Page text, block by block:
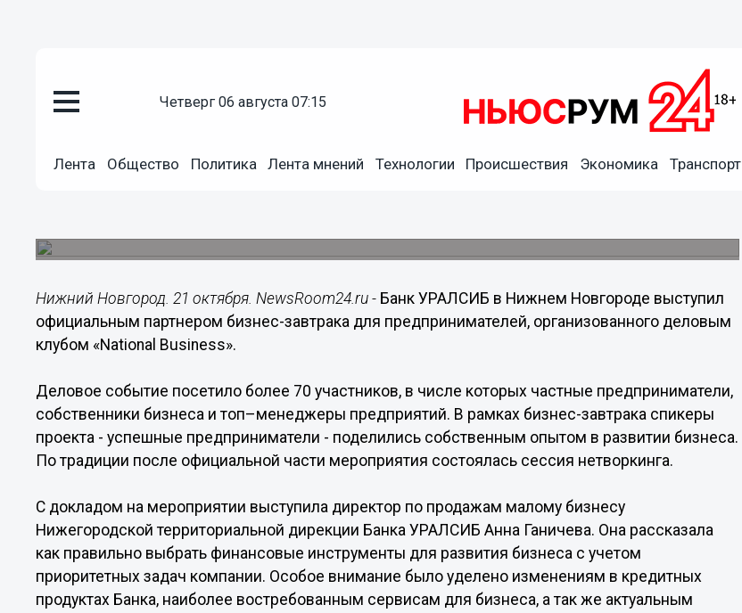
четверг 06 августа 07:15
Лента Общество Политика Лента мнений Технологии Происшествия Экономика Транспорт
Банк УРАЛСИБ в Нижнем Новгороде выступил партнером
Нижний Новгород. 21 октября. NewsRoom24.ru - Банк УРАЛСИБ в Нижнем Новгороде выступил
официальным партнером бизнес-завтрака для предпринимателей, организованного деловым
клубом «National Business».
Деловое событие посетило более 70 участников, в числе которых частные предприниматели,
собственники бизнеса и топ–менеджеры предприятий. В рамках бизнес-завтрака спикеры
проекта - успешные предприниматели - поделились собственным опытом в развитии бизнеса.
По традиции после официальной части мероприятия состоялась сессия нетворкинга.
С докладом на мероприятии выступила директор по продажам малому бизнесу
Нижегородской территориальной дирекции Банка УРАЛСИБ Анна Ганичева. Она рассказала
как правильно выбрать финансовые инструменты для развития бизнеса с учетом
приоритетных задач компании. Особое внимание было уделено изменениям в кредитных
продуктах Банка, наиболее востребованным сервисам для бизнеса, а так же актуальным